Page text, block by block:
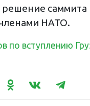
саммита
членами НАТО.
по вступлению